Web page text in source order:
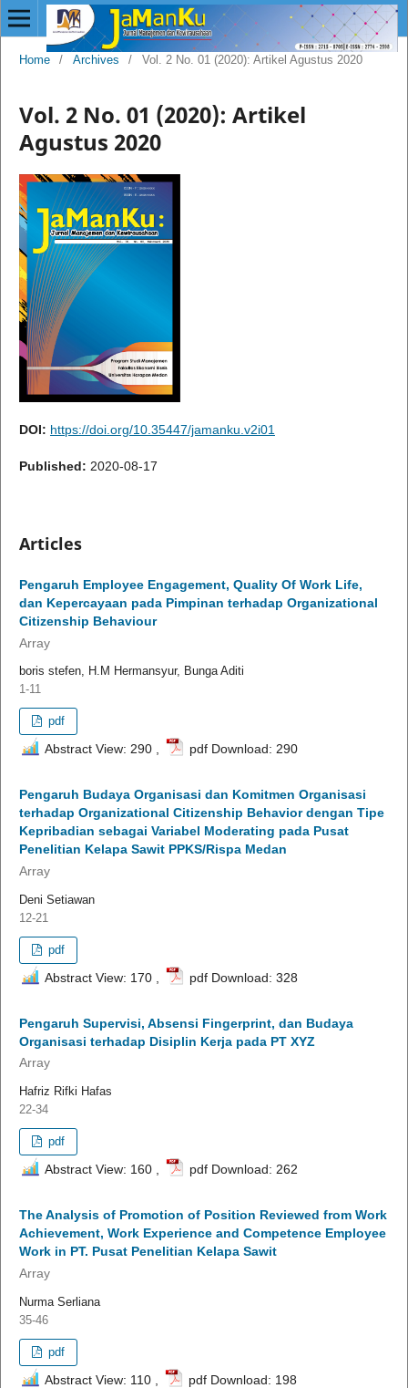
Home / Archives / Vol. 2 No. 01 (2020): Artikel Agustus 2020
Vol. 2 No. 01 (2020): Artikel
Agustus 2020
DOI: https://doi.org/10.35447/jamanku.v2i01
Published: 2020-08-17
Articles
Pengaruh Employee Engagement, Quality Of Work Life,
dan Kepercayaan pada Pimpinan terhadap Organizational
Citizenship Behaviour
Array
boris stefen, H.M Hermansyur, Bunga Aditi
1-11
pdf
Abstract View: 290 , pdf Download: 290
Pengaruh Budaya Organisasi dan Komitmen Organisasi
terhadap Organizational Citizenship Behavior dengan Tipe
Kepribadian sebagai Variabel Moderating pada Pusat
Penelitian Kelapa Sawit PPKS/Rispa Medan
Array
Deni Setiawan
12-21
pdf
Abstract View: 170 , pdf Download: 328
Pengaruh Supervisi, Absensi Fingerprint, dan Budaya
Organisasi terhadap Disiplin Kerja pada PT XYZ
Array
Hafriz Rifki Hafas
22-34
pdf
Abstract View: 160 , pdf Download: 262
The Analysis of Promotion of Position Reviewed from Work
Achievement, Work Experience and Competence Employee
Work in PT. Pusat Penelitian Kelapa Sawit
Array
Nurma Serliana
35-46
pdf
Abstract View: 110 , pdf Download: 198